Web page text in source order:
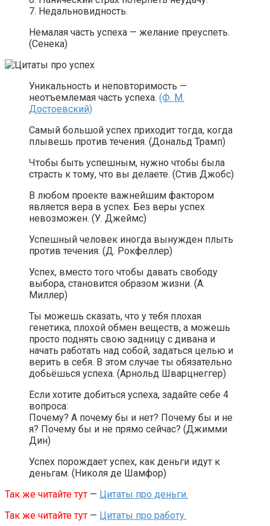
7. Недальновидность.
Немалая часть успеха — желание преуспеть.
(Сенека)
Уникальность и неповторимость —
неотъемлемая часть успеха. (Ф. М.
Достоевский)
Самый большой успех приходит тогда, когда
плывешь против течения. (Дональд Трамп)
Чтобы быть успешным, нужно чтобы была
страсть к тому, что вы делаете. (Стив Джобс)
В любом проекте важнейшим фактором
является вера в успех. Без веры успех
невозможен. (У. Джеймс)
Успешный человек иногда вынужден плыть
против течения. (Д. Рокфеллер)
Успех, вместо того чтобы давать свободу
выбора, становится образом жизни. (А.
Миллер)
Ты можешь сказать, что у тебя плохая
генетика, плохой обмен веществ, а можешь
просто поднять свою задницу с дивана и
начать работать над собой, задаться целью и
верить в себя. В этом случае ты обязательно
добьёшься успеха. (Арнольд Шварцнеггер)
Если хотите добиться успеха, задайте себе 4
вопроса:
Почему? А почему бы и нет? Почему бы и не
я? Почему бы и не прямо сейчас? (Джимми
Дин)
Успех порождает успех, как деньги идут к
деньгам. (Николя де Шамфор)
Так же читайте тут — Цитаты про деньги.
Так же читайте тут — Цитаты про работу.